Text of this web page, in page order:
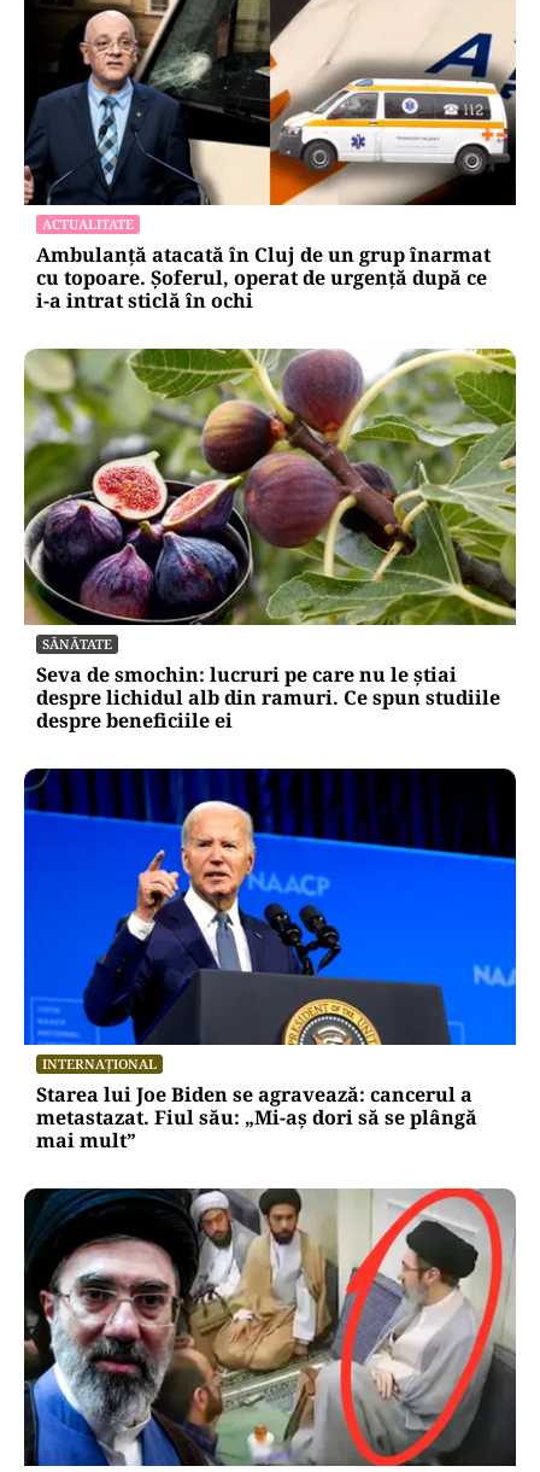
ACTUALITATE
Ambulanță atacată în Cluj de un grup înarmat
cu topoare. Șoferul, operat de urgență după ce
i-a intrat sticlă în ochi
SĂNĂTATE
Seva de smochin: lucruri pe care nu le știai
despre lichidul alb din ramuri. Ce spun studiile
despre beneficiile ei
INTERNAȚIONAL
Starea lui Joe Biden se agravează: cancerul a
metastazat. Fiul său: „Mi-aș dori să se plângă
mai mult”